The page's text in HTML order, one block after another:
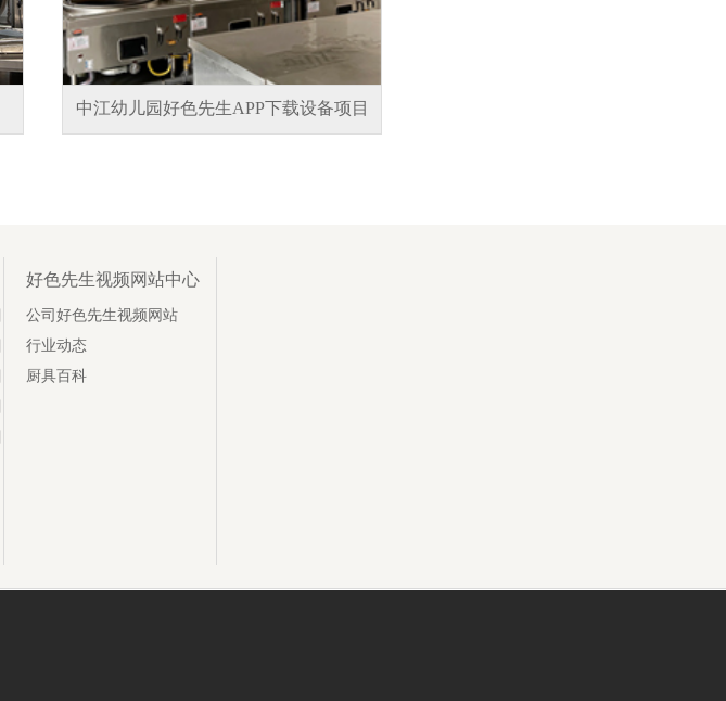
中江幼儿园好色先生APP下载设备项目
好色先生视频网站中心
公司好色先生视频网站
行业动态
厨具百科